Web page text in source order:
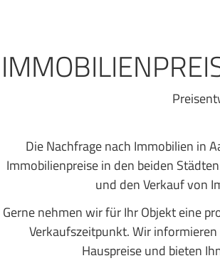
Die Nachfrage nach Immobilien in
Immobilienpreise in den beiden
und den Verkauf von
Gerne nehmen wir für Ihr Objekt eine
Verkaufszeitpunkt. Wir
Hauspreise und bieten